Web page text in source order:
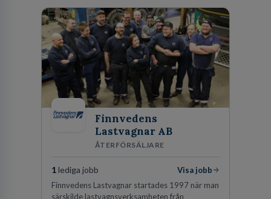
Finnvedens
Lastvagnar AB
ÅTERFÖRSÄLJARE
1lediga jobb
Visa jobb
Finnvedens Lastvagnar startades 1997 när man
särskilde lastvagnsverksamheten från